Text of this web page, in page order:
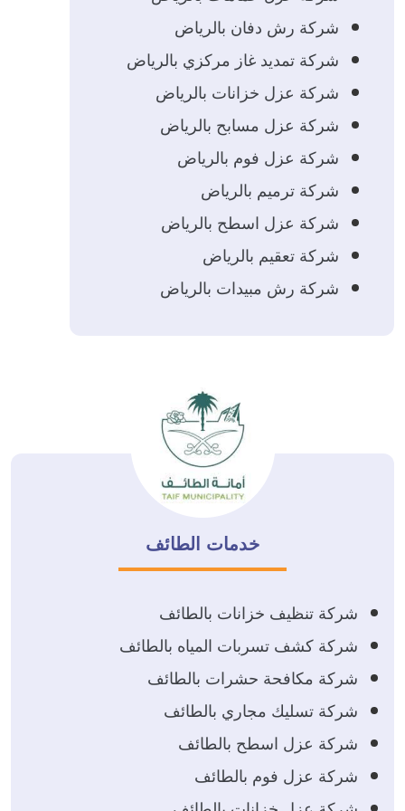
شركة رش دفان بالرياض
شركة تمديد غاز مركزي بالرياض
شركة عزل خزانات بالرياض
شركة عزل مسابح بالرياض
شركة عزل فوم بالرياض
شركة ترميم بالرياض
شركة عزل اسطح بالرياض
شركة تعقيم بالرياض
شركة رش مبيدات بالرياض
خدمات الطائف
شركة تنظيف خزانات بالطائف
شركة كشف تسربات المياه بالطائف
شركة مكافحة حشرات بالطائف
شركة تسليك مجاري بالطائف
شركة عزل اسطح بالطائف
شركة عزل فوم بالطائف